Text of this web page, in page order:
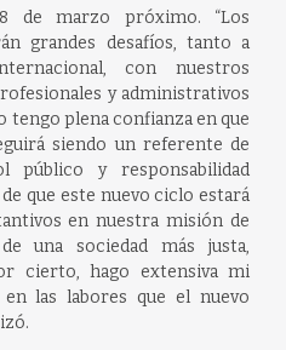
de marzo próximo. “Los
grandes desafíos, tanto a
con nuestros
y administrativos
plena confianza en que
siendo un referente de
público y responsabilidad
que este nuevo ciclo estará
en nuestra misión de
una sociedad más justa,
cierto, hago extensiva mi
las labores que el nuevo